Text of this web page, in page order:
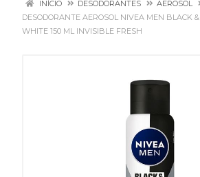
INÍCIO DESODORANTES
AEROSOL
DESODORANTE AEROSOL NIVEA MEN BLACK &
WHITE 150 ML INVISIBLE FRESH